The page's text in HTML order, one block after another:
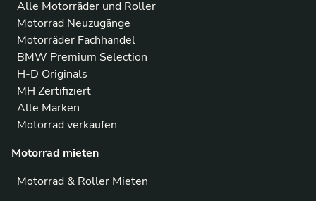
Alle Motorräder und Roller
Motorrad Neuzugänge
Motorräder Fachhandel
BMW Premium Selection
H-D Originals
MH Zertifiziert
Alle Marken
Motorrad verkaufen
Motorrad mieten
Motorrad & Roller Mieten